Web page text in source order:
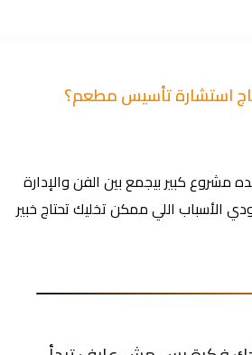
استشارة تأسيس مطعم؟
كبير بيجمع بين الفن والإدارة
اللي ممكن تخليك تحتاج خبير